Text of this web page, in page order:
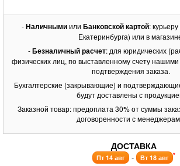
-Наличнымиили Банковской картой:
Екатеринбурга) или в
-Безналичный расчет: для юридических
физических лиц, по выставленному счету
подтверждения заказа.
Бухгалтерские (закрывающие) и
будут доставлены с
Заказной товар: предоплата 30% от суммы
договоренности с
ДОСТАВКА
Пт 14 авг - Вт 18 авг *